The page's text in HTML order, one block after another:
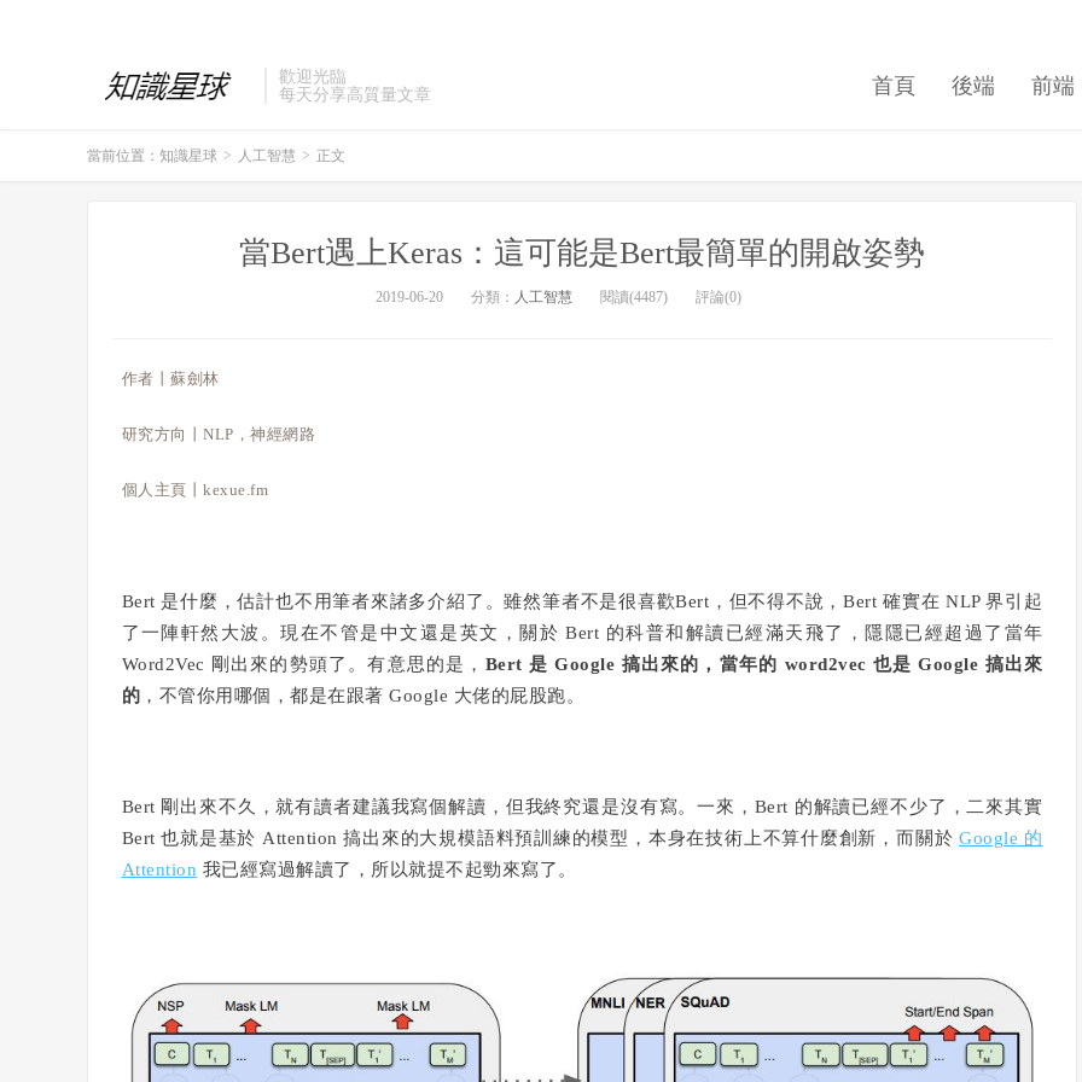
歡迎光臨
每天分享高質量文章
首頁 後端 前端
當前位置： 知識星球 > 人工智慧 > 正文
當Bert遇上Keras：這可能是Bert最簡單的開啟姿勢
2019-06-20 分類： 人工智慧 閱讀(4487) 評論(0)
作者丨蘇劍林
研究方向丨NLP，神經網路
個人主頁丨kexue.fm
Bert 是什麼，估計也不用筆者來諸多介紹了。雖然筆者不是很喜歡Bert，但不得不說，Bert 確實在 NLP 界引起
了一陣軒然大波。現在不管是中文還是英文，關於 Bert 的科普和解讀已經滿天飛了，隱隱已經超過了當年
Word2Vec 剛出來的勢頭了。有意思的是， Bert 是 Google 搞出來的，當年的 word2vec 也是 Google 搞出來
的 ，不管你用哪個，都是在跟著 Google 大佬的屁股跑。
Bert 剛出來不久，就有讀者建議我寫個解讀，但我終究還是沒有寫。一來，Bert 的解讀已經不少了，二來其實
Bert 也就是基於 Attention 搞出來的大規模語料預訓練的模型，本身在技術上不算什麼創新，而關於Google 的
Attention 我已經寫過解讀了，所以就提不起勁來寫了。